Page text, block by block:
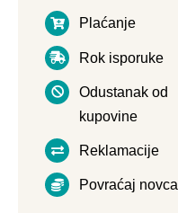
Plaćanje
Rok isporuke
Odustanak od
kupovine
Reklamacije
Povraćaj novca